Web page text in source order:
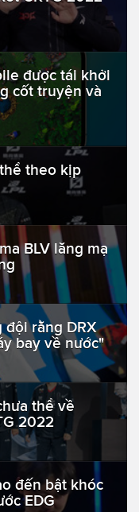
được tái khởi
cốt truyện và
theo kịp
BLV lăng mạ
đội rằng DRX
bay về nước"
thể về
2022
đến bật khóc
EDG